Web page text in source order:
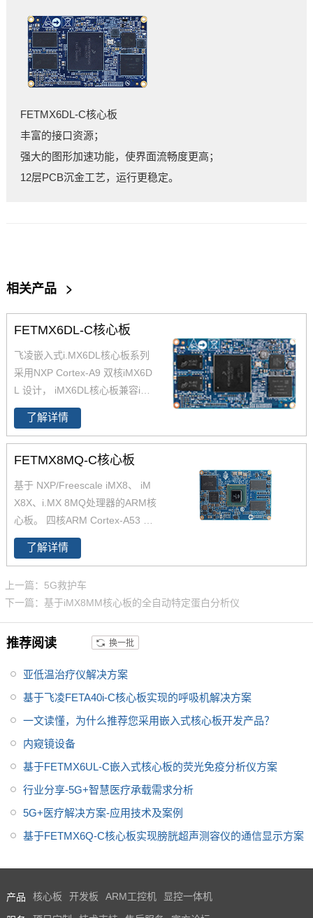
FETMX6DL-C核心板
丰富的接口资源；
强大的图形加速功能，使界面流畅度更高；
12层PCB沉金工艺，运行更稳定。
相关产品 >
FETMX6DL-C核心板
飞凌嵌入式i.MX6DL核心板系列
采用NXP Cortex-A9 双核iMX6D
L 设计， iMX6DL核心板兼容iMX
6Q核心板，升级迭代更方便；i.
MX6DL核心板资源丰富，接口众
多，飞凌提供iMX6DL底板原理
图、PCB、软件资源、硬件资源
了解详情
FETMX8MQ-C核心板
基于 NXP/Freescale iMX8、 iM
X8X、i.MX 8MQ处理器的ARM核
心板。 四核ARM Cortex-A53 ，
主频最高1.3GHz，板载2GB RA
M，8GB ROM；工作环境温度
业场景应用。i.MX8M处理器具有
音频、语音和视频处理功能，提
供高水平的音频保真度，适用于
无风扇运行，散热系统成本低、
供灵活连接等优势，并且提供10
~15年产品长期供货计划。
了解详情
上一篇：5G救护车
下一篇：基于iMX8MM核心板的全自动特定蛋白分析仪
推荐阅读 换一批
亚低温治疗仪解决方案
基于飞凌FETA40i-C核心板实现的呼吸机解决方案
一文读懂，为什么推荐您采用嵌入式核心板开发产品？
内窥镜设备
基于FETMX6UL-C嵌入式核心板的荧光免疫分析仪方案
行业分享-5G+智慧医疗承载需求分析
5G+医疗解决方案-应用技术及案例
基于FETMX6Q-C核心板实现膀胱超声测容仪的通信显示方案
产品 核心板 开发板 ARM工控机 显控一体机